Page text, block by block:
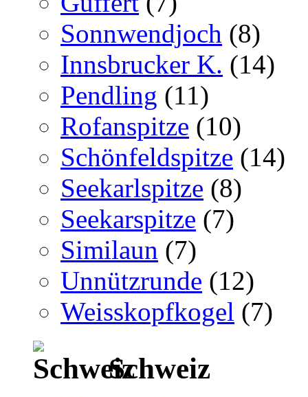
Sonnwendjoch (8)
Innsbrucker K. (14)
Pendling (11)
Rofanspitze (10)
Schönfeldspitze (14)
Seekarlspitze (8)
Seekarspitze (7)
Similaun (7)
Unnützrunde (12)
Weisskopfkogel (7)
Schweiz